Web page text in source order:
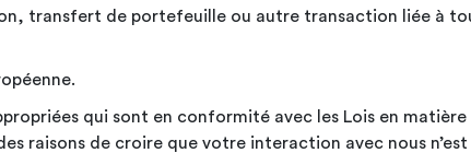
transfert de portefeuille ou autre transaction liée à
qui sont en conformité avec les Lois en matière
raisons de croire que votre interaction avec nous n’est